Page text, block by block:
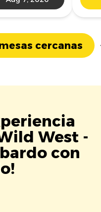
cercanas
West -
con